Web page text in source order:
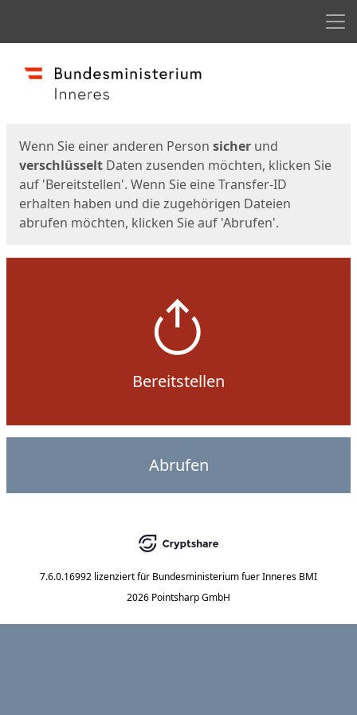
Start
Wenn Sie einer anderen Person sicher und
verschlüsselt Daten zusenden möchten, klicken Sie
auf 'Bereitstellen'. Wenn Sie eine Transfer-ID
erhalten haben und die zugehörigen Dateien
abrufen möchten, klicken Sie auf 'Abrufen'.
Bereitstellen
Abrufen
7.6.0.16992 lizenziert für Bundesministerium fuer Inneres BMI
2026 Pointsharp GmbH